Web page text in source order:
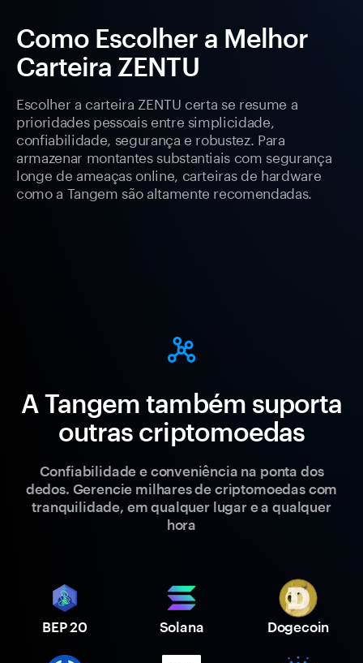
Como Escolher a Melhor
Carteira ZENTU
Escolher a carteira ZENTU certa se resume a
prioridades pessoais entre simplicidade,
confiabilidade, segurança e robustez. Para
armazenar montantes substantiais com segurança
longe de ameaças online, carteiras de hardware
como a Tangem são altamente recomendadas.
A Tangem também suporta
outras criptomoedas
Confiabilidade e conveniência na ponta dos
dedos. Gerencie milhares de criptomoedas com
tranquilidade, em qualquer lugar e a qualquer
hora
BEP 20 Solana Dogecoin